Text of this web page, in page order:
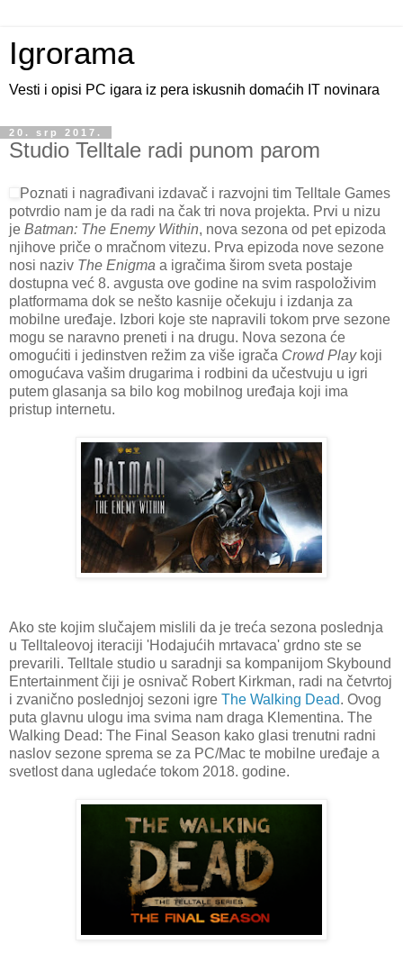
Igrorama
Vesti i opisi PC igara iz pera iskusnih domaćih IT novinara
20. srp 2017.
Studio Telltale radi punom parom
Poznati i nagrađivani izdavač i razvojni tim Telltale Games
potvrdio nam je da radi na čak tri nova projekta. Prvi u nizu
je Batman: The Enemy Within, nova sezona od pet epizoda
njihove priče o mračnom vitezu. Prva epizoda nove sezone
nosi naziv The Enigma a igračima širom sveta postaje
dostupna već 8. avgusta ove godine na svim raspoloživim
platformama dok se nešto kasnije očekuju i izdanja za
mobilne uređaje. Izbori koje ste napravili tokom prve sezone
mogu se naravno preneti i na drugu. Nova sezona će
omogućiti i jedinstven režim za više igrača Crowd Playkoji
omogućava vašim drugarima i rodbini da učestvuju u igri
putem glasanja sa bilo kog mobilnog uređaja koji ima
pristup internetu.
Ako ste kojim slučajem mislili da je treća sezona poslednja
u Telltaleovoj iteraciji 'Hodajućih mrtavaca' grdno ste se
prevarili. Telltale studio u saradnji sa kompanijom Skybound
Entertainment čiji je osnivač Robert Kirkman, radi na četvrtoj
i zvanično poslednjoj sezoni igre The Walking Dead. Ovog
puta glavnu ulogu ima svima nam draga Klementina. The
Walking Dead: The Final Season kako glasi trenutni radni
naslov sezone sprema se za PC/Mac te mobilne uređaje a
svetlost dana ugledaće tokom 2018. godine.